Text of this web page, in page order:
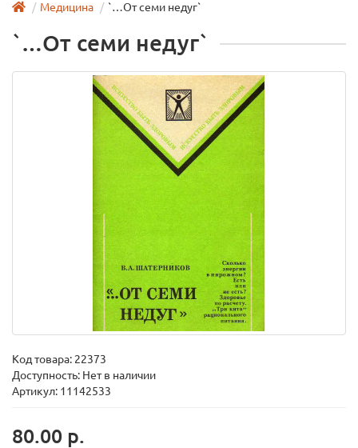
Медицина `…От семи недуг`
`…От семи недуг`
Код товара: 22373
Доступность: Нет в наличии
Артикул: 11142533
80.00 р.